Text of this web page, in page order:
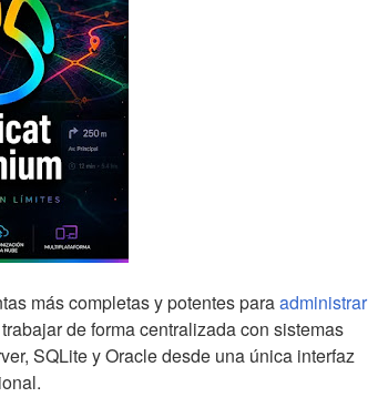
más completas y potentes paraadministrar
de forma centralizada con sistemas
SQLite y Oracle desde una única interfaz